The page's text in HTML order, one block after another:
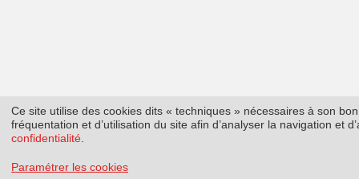
Ce site utilise des cookies dits « techniques » nécessaires à son
fréquentation et d’utilisation du site afin d’analyser la navigation et
confidentialité
Paramétrer les cookies